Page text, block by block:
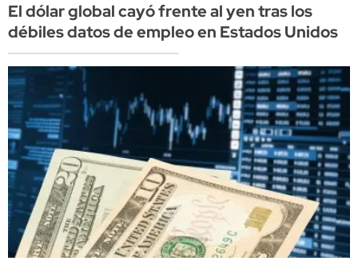
El dólar global cayó frente al yen tras los
débiles datos de empleo en Estados Unidos